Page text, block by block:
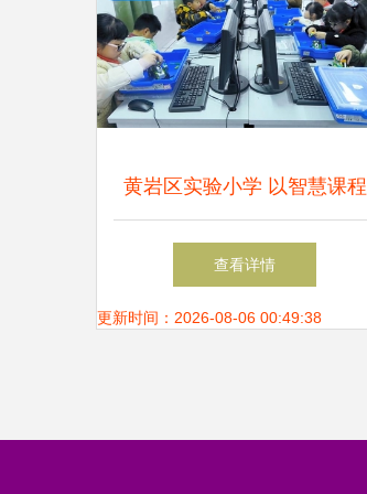
黄岩区实验小学 以智慧课程
点燃科学素养之光
查看详情
更新时间：2026-08-06 00:49:38